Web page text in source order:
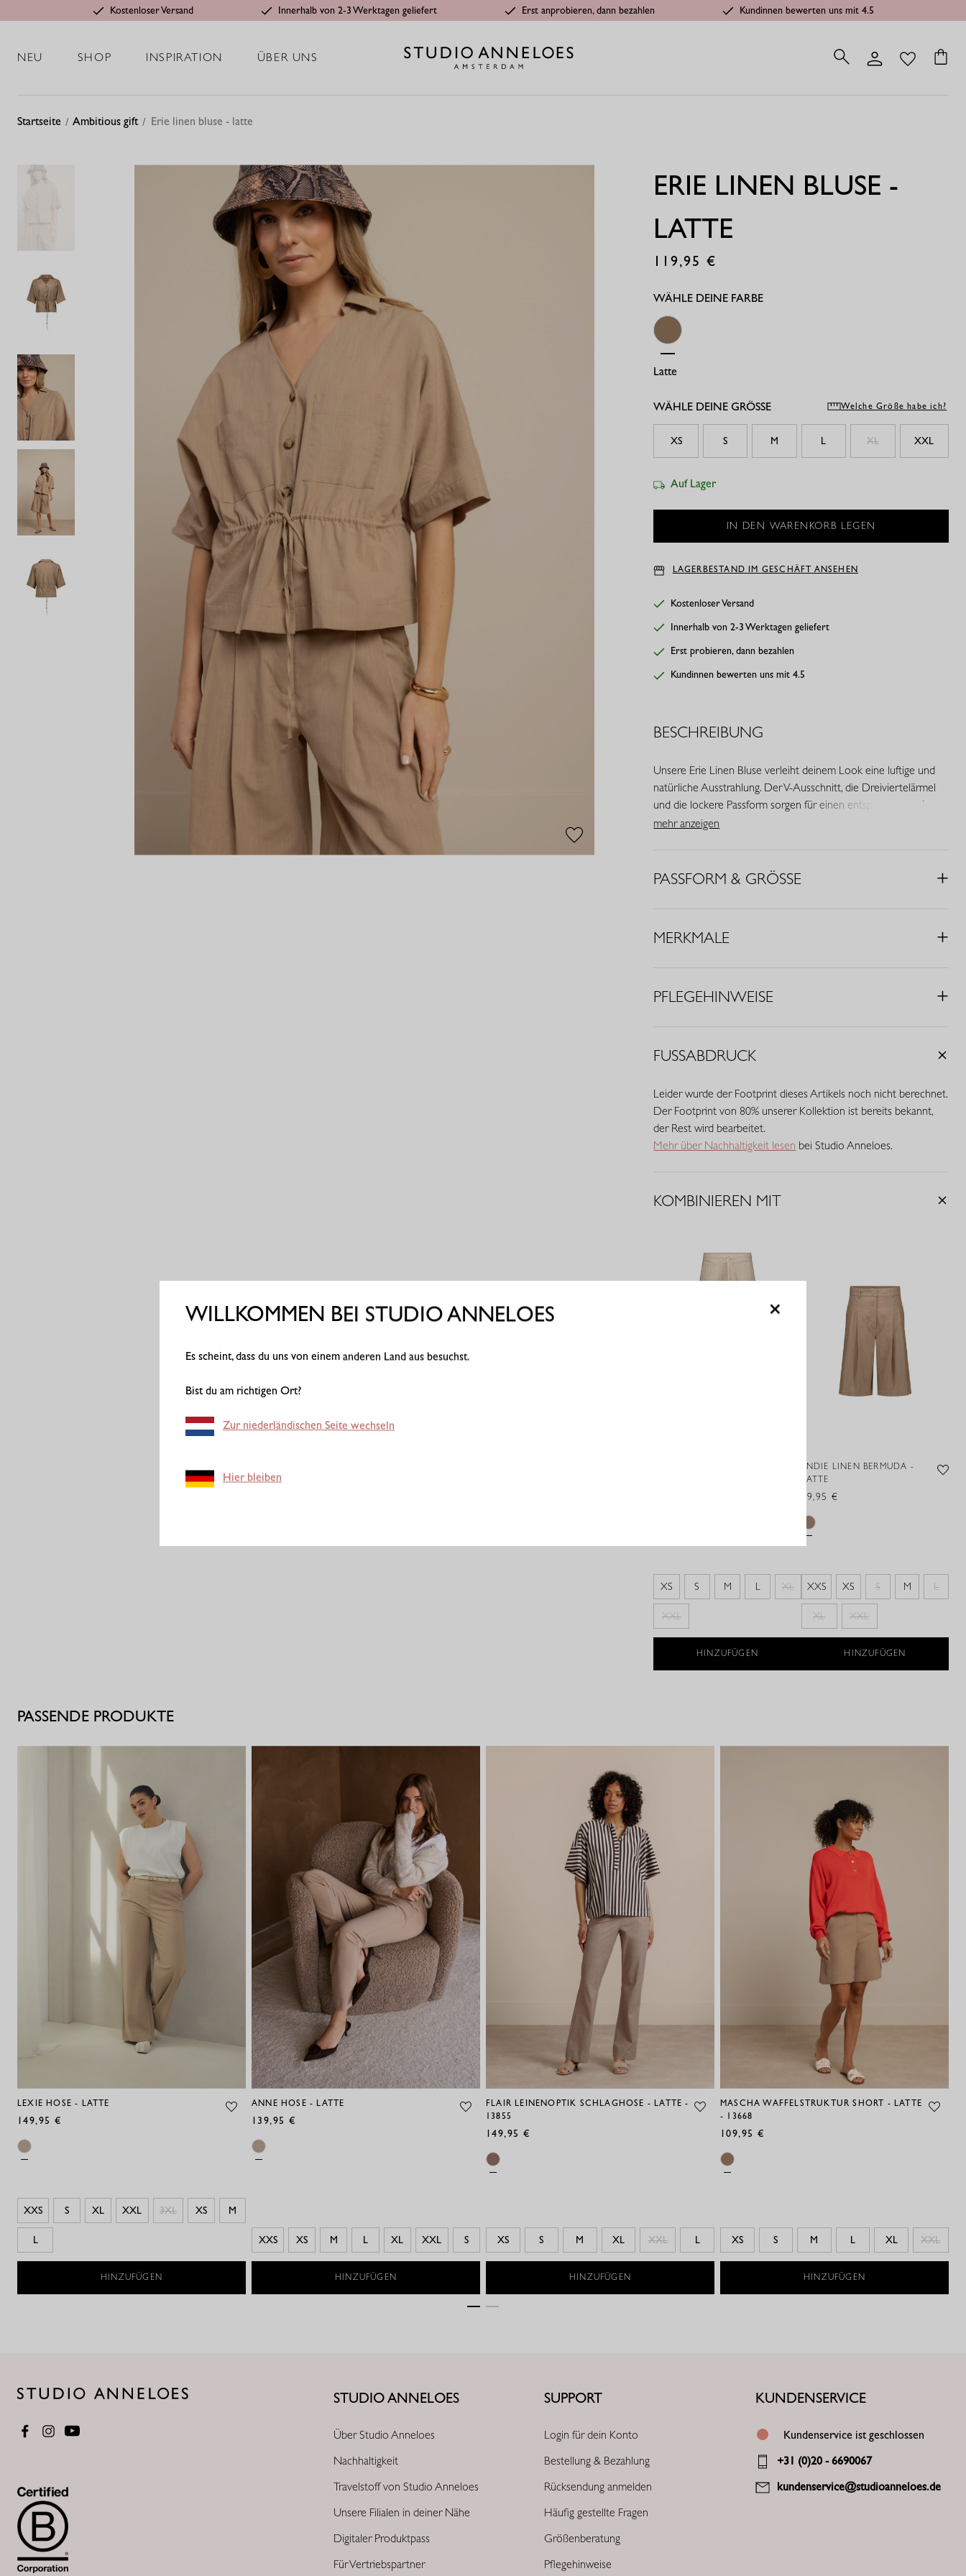
Kostenloser Versand Innerhalb von 2-3 Werktagen geliefert Erst anprobieren, dann bezahlen Kundinnen bewerten uns mit 4.5
NEU SHOP INSPIRATION ÜBER UNS
Startseite Ambitious gift Erie linen bluse - latte
ERIE LINEN BLUSE -
LATTE
119,95
WÄHLE DEINE FARBE
Latte
WÄHLE DEINE GRÖSSE Welche Größe habe ich?
XS S M L XL XXL
Auf Lager
LAGERBESTAND IM GESCHÄFT ANSEHEN
Kostenloser Versand
Innerhalb von 2-3 Werktagen geliefert
Erst probieren, dann bezahlen
Kundinnen bewerten uns mit 4.5
BESCHREIBUNG
Unsere Erie Linen Bluse verleiht deinem Look eine luftige und
natürliche Ausstrahlung. Der V-Ausschnitt, die Dreiviertelärmel
und die lockere Passform sorgen für einen entspannten und
femininen Look. In der Farbe Latte wirkt die Bluse weich und
• Farbe: Latte
• Brusttaschen
mehr anzeigen
PASSFORM & GRÖSSE
MERKMALE
PFLEGEHINWEISE
FUSSABDRUCK
Leider wurde der Footprint dieses Artikels noch nicht berechnet.
Der Footprint von 80% unserer Kollektion ist bereits bekannt,
der Rest wird bearbeitet.
Mehr über Nachhaltigkeit lesen bei Studio Anneloes.
KOMBINIEREN MIT
XS S M L XL
XXL
HINZUFÜGEN
ENDIE LINEN BERMUDA -
LATTE
99,95 €
XXS XS S M L
XL XXL
HINZUFÜGEN
PASSENDE PRODUKTE
LEXIE HOSE - LATTE
149,95 €
XXS S XL XXL 3XL XS M
L
HINZUFÜGEN
ANNE HOSE - LATTE
139,95 €
XXS XS M L XL XXL S
HINZUFÜGEN
FLAIR LEINENOPTIK SCHLAGHOSE - LATTE -
13855
149,95 €
XS S M XL XXL L
HINZUFÜGEN
MASCHA WAFFELSTRUKTUR SHORT - LATTE
- 13668
109,95 €
XS S M L XL XXL
HINZUFÜGEN
STUDIO ANNELOES
Über Studio Anneloes
Nachhaltigkeit
Travelstoff von Studio Anneloes
Unsere Filialen in deiner Nähe
Digitaler Produktpass
Für Vertriebspartner
SUPPORT
Login für dein Konto
Bestellung & Bezahlung
Rücksendung anmelden
Häufig gestellte Fragen
Größenberatung
Pflegehinweise
KUNDENSERVICE
Kundenservice ist geschlossen
+31 (0)20 - 6690067
kundenservice@studioanneloes.de
WILLKOMMEN BEI STUDIO ANNELOES ×
Es scheint, dass du uns von einem anderen Land aus besuchst.
Bist du am richtigen Ort?
Zur niederländischen Seite wechseln
Hier bleiben